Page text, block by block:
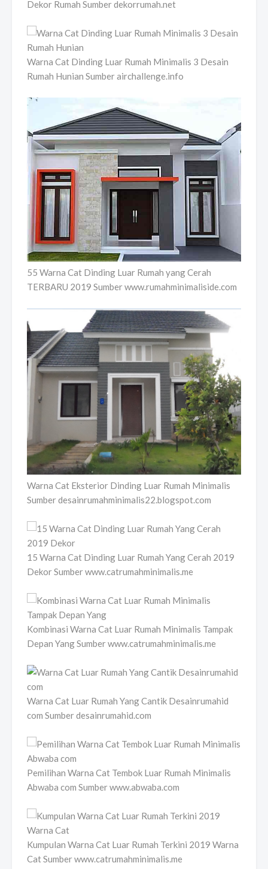
Dekor Rumah Sumber dekorrumah.net
Warna Cat Dinding Luar Rumah Minimalis 3 Desain
Rumah Hunian Sumber airchallenge.info
55 Warna Cat Dinding Luar Rumah yang Cerah
TERBARU 2019 Sumber www.rumahminimaliside.com
Warna Cat Eksterior Dinding Luar Rumah Minimalis
Sumber desainrumahminimalis22.blogspot.com
15 Warna Cat Dinding Luar Rumah Yang Cerah 2019
Dekor Sumber www.catrumahminimalis.me
Kombinasi Warna Cat Luar Rumah Minimalis Tampak
Depan Yang Sumber www.catrumahminimalis.me
Warna Cat Luar Rumah Yang Cantik Desainrumahid
com Sumber desainrumahid.com
Pemilihan Warna Cat Tembok Luar Rumah Minimalis
Abwaba com Sumber www.abwaba.com
Kumpulan Warna Cat Luar Rumah Terkini 2019 Warna
Cat Sumber www.catrumahminimalis.me